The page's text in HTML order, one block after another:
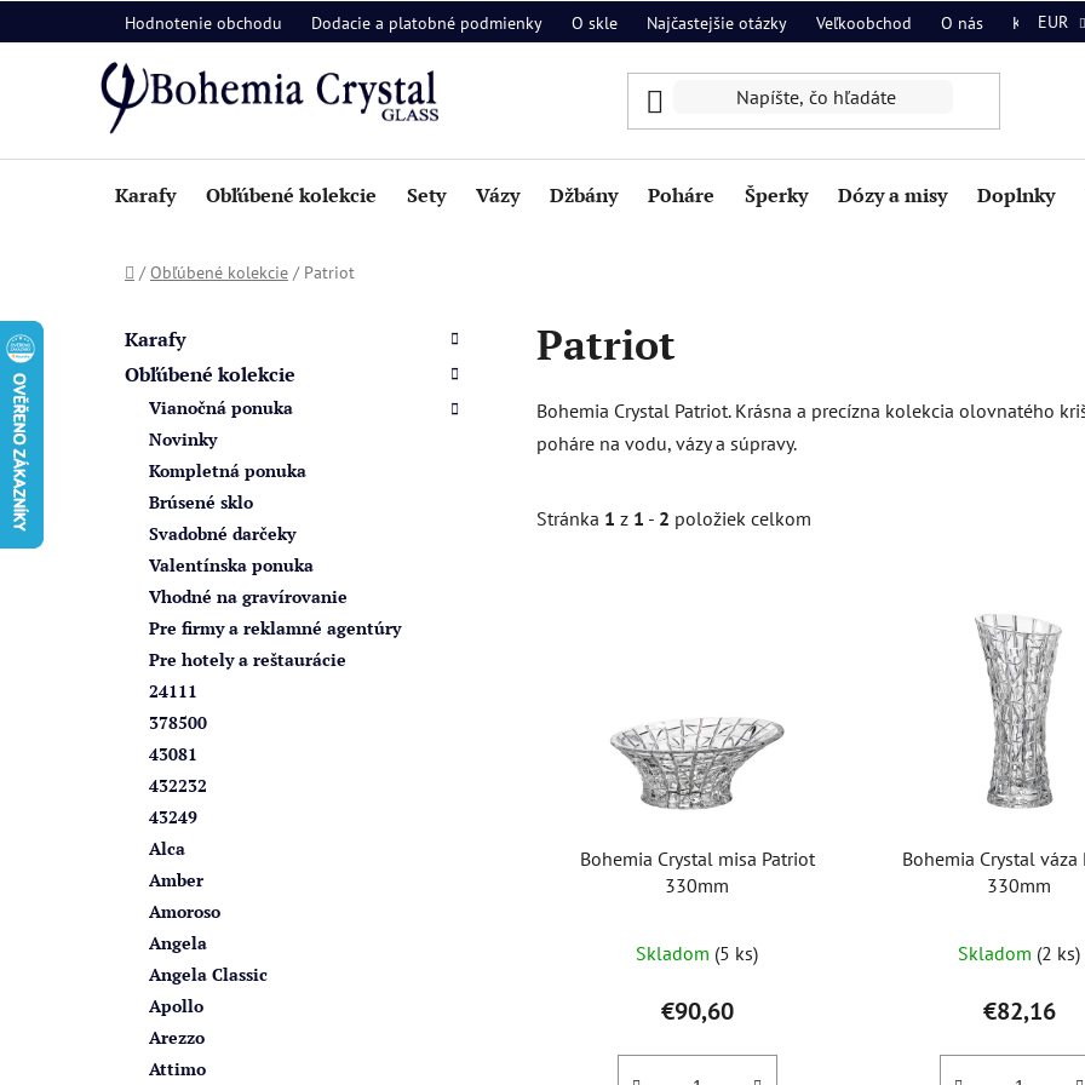
na
Hodnotenie obchodu Dodacie a platobné podmienky O skle Najčastejšie otázky Veľkoobchod O nás Kontakt
EUR
Karafy Obľúbené kolekcie Sety Vázy Džbány Poháre Šperky Dózy a misy Doplnky
Domov
/ Obľúbené kolekcie / Patriot
kategórie
Karafy
Obľúbené kolekcie
Vianočná ponuka
Novinky
Kompletná ponuka
Brúsené sklo
Svadobné darčeky
Valentínska ponuka
Vhodné na gravírovanie
Pre firmy a reklamné agentúry
Pre hotely a reštaurácie
24111
378500
43081
432232
43249
Alca
Amber
Amoroso
Angela
Angela Classic
Apollo
Arezzo
Attimo
Patriot
Bohemia Crystal Patriot. Krásna a precízna kolekcia olovnatého
poháre na vodu, vázy a súpravy.
Stránka 1 z 1 - 2 položiek celkom
Bohemia Crystal misa Patriot
330mm
Skladom (5 ks)
€90,60
Bohemia Crystal váza
330mm
Skladom (2 ks)
€82,16